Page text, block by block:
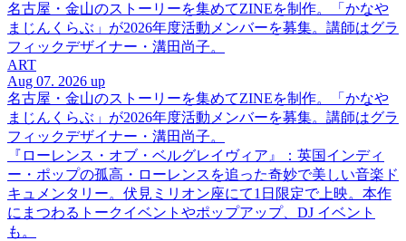
名古屋・金山のストーリーを集めてZINEを制作。「かなや
まじんくらぶ」が2026年度活動メンバーを募集。講師はグラ
フィックデザイナー・溝田尚子。
ART
Aug 07. 2026 up
名古屋・金山のストーリーを集めてZINEを制作。「かなや
まじんくらぶ」が2026年度活動メンバーを募集。講師はグラ
フィックデザイナー・溝田尚子。
『ローレンス・オブ・ベルグレイヴィア』：英国インディ
ー・ポップの孤高・ローレンスを追った奇妙で美しい音楽ド
キュメンタリー。伏見ミリオン座にて1日限定で上映。本作
にまつわるトークイベントやポップアップ、DJ イベント
も。